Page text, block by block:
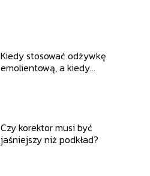
Kiedy stosować odżywkę
emolientową, a kiedy
Czy korektor musi być
jaśniejszy niż podkład?